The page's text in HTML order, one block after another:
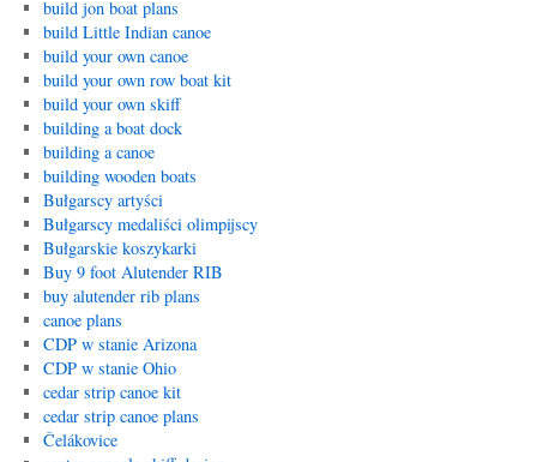
build jon boat plans
build Little Indian canoe
build your own canoe
build your own row boat kit
build your own skiff
building a boat dock
building a canoe
building wooden boats
Bułgarscy artyści
Bułgarscy medaliści olimpijscy
Bułgarskie koszykarki
Buy 9 foot Alutender RIB
buy alutender rib plans
canoe plans
CDP w stanie Arizona
CDP w stanie Ohio
cedar strip canoe kit
cedar strip canoe plans
Čelákovice